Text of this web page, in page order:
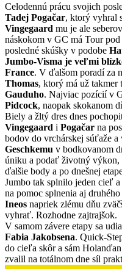
Celodennú prácu svojich
Tadej Pogačar, ktorý vyhral
Vingegaard mu je ale
náskokom v GC má Tour
posledné skúšky v podobe
Jumbo-Visma je veľmi
France. V ďalšom poradí za
Thomas, ktorý má už takmer
Gauduho. Najviac pozícií v
Pidcock, naopak skokanom
Biely a žltý dres dnes
Vingegaard i Pogačar na
bodov do vrchárskej súťaže
Geschkemu v bodkovanom
úniku a podať životný výkon,
ďalšie body a po dnešnej
Jumbo tak splnilo jeden cieľ
na pomoc splnenia aj
Ineos napriek zlému dňu
vyhrať. Rozhodne zajtrajšok.
V samom závere etapy sa
Fabia Jakobsena. Quick-
do cieľa skôr a sám
zvalil na totálnom dne síl